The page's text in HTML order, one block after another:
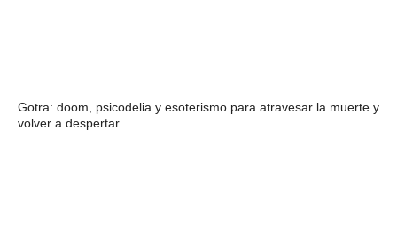
Gotra: doom, psicodelia y esoterismo para atravesar la muerte y
volver a despertar